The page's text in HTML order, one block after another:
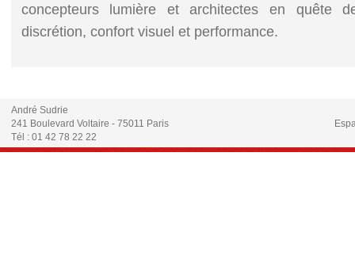
concepteurs lumière et architectes en quête
discrétion, confort visuel et performance.
André Sudrie
241 Boulevard Voltaire - 75011 Paris
Tél : 01 42 78 22 22